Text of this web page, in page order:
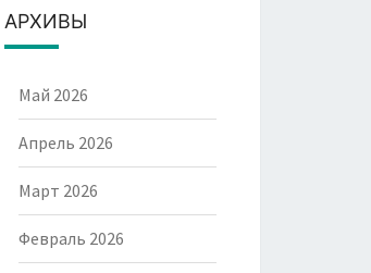
АРХИВЫ
Май 2026
Апрель 2026
Март 2026
Февраль 2026